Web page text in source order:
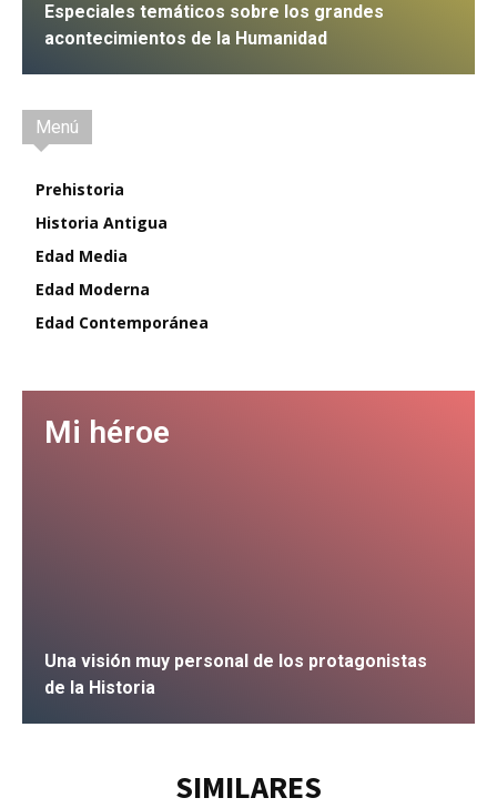
Especiales temáticos sobre los grandes
acontecimientos de la Humanidad
IR
Menú
Prehistoria
Historia Antigua
Edad Media
Edad Moderna
Edad Contemporánea
Mi héroe
Una visión muy personal de los protagonistas
de la Historia
SIMILARES